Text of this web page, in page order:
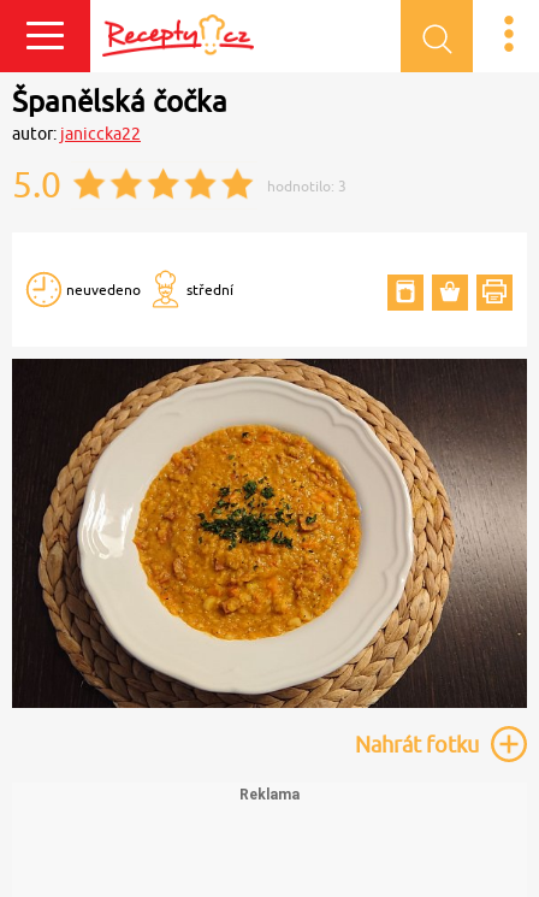
Přihlásit se
Španělská čočka
autor: janiccka22
5.0 hodnotilo: 3
neuvedeno střední
Nahrátfotku